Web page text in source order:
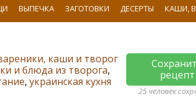
ВЫПЕЧКА ЗАГОТОВКИ ДЕСЕРТЫ КАШИ,
каши и творог
и блюда из творога,
, украинская кухня
рецепт
25 человек